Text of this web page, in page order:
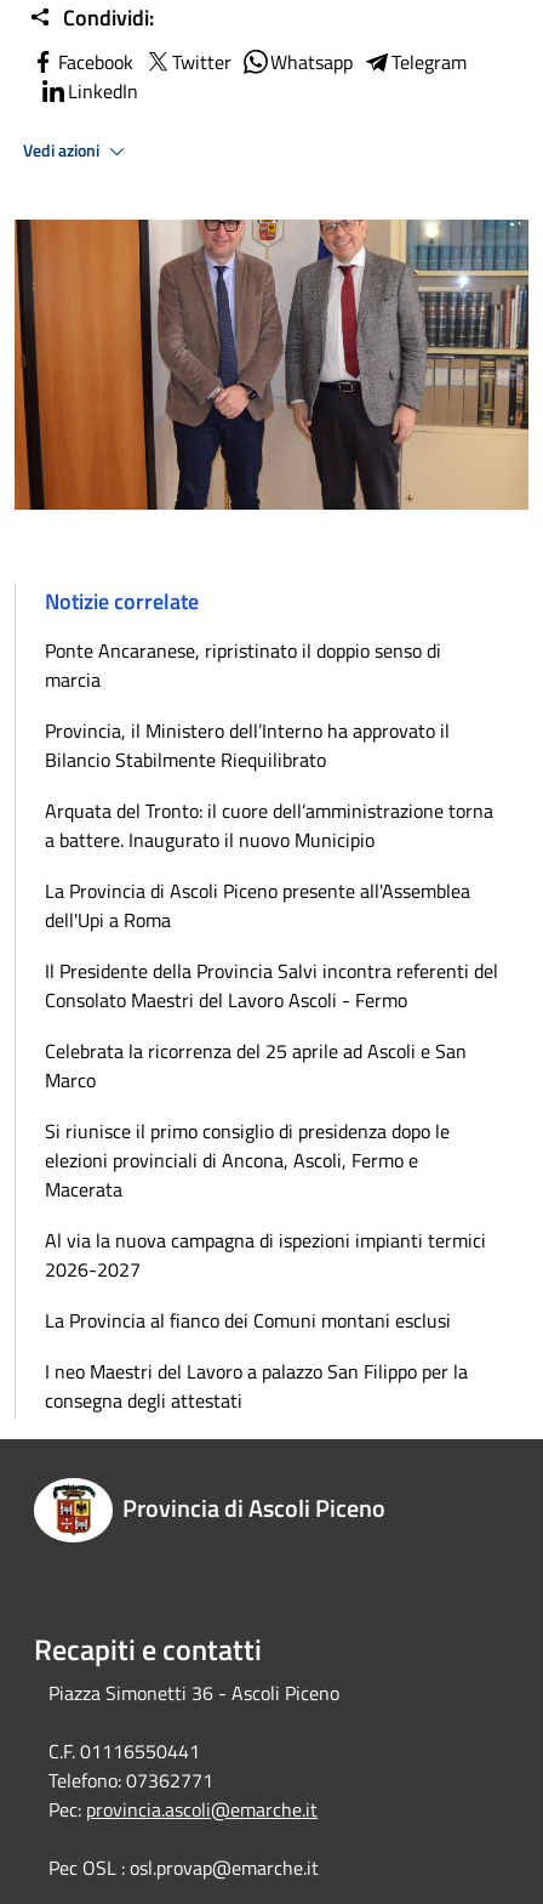
Condividi:
Facebook Twitter Whatsapp
Telegram
LinkedIn
Vedi azioni
Notizie correlate
Ponte Ancaranese, ripristinato il doppio senso di
marcia
Provincia, il Ministero dell’Interno ha approvato il
Bilancio Stabilmente Riequilibrato
Arquata del Tronto: il cuore dell’amministrazione torna
a battere. Inaugurato il nuovo Municipio
La Provincia di Ascoli Piceno presente all'Assemblea
dell'Upi a Roma
Il Presidente della Provincia Salvi incontra referenti del
Consolato Maestri del Lavoro Ascoli - Fermo
Celebrata la ricorrenza del 25 aprile ad Ascoli e San
Marco
Si riunisce il primo consiglio di presidenza dopo le
elezioni provinciali di Ancona, Ascoli, Fermo e
Macerata
Al via la nuova campagna di ispezioni impianti termici
2026-2027
La Provincia al fianco dei Comuni montani esclusi
I neo Maestri del Lavoro a palazzo San Filippo per la
consegna degli attestati
Provincia di Ascoli Piceno
Recapiti e contatti
Piazza Simonetti 36 - Ascoli Piceno
C.F. 01116550441
Telefono:07362771
Pec: provincia.ascoli@emarche.it
Pec OSL : osl.provap@emarche.it